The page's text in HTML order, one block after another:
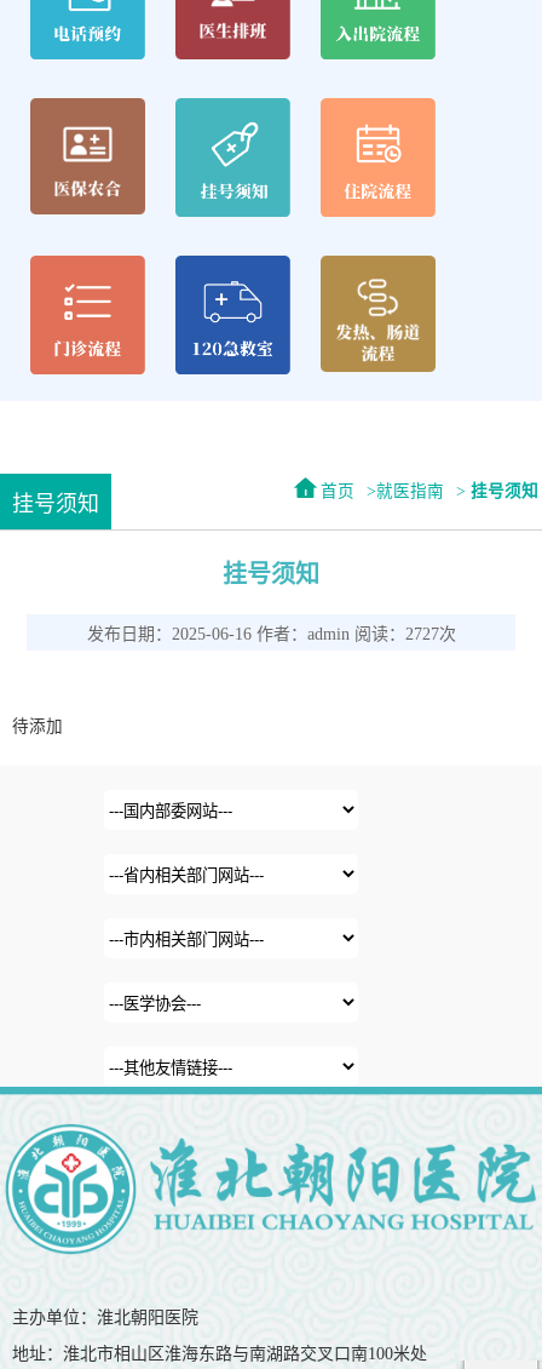
挂号须知
首页 就医指南 挂号须知
挂号须知
发布日期：2025-06-16 作者：admin 阅读：2727次
待添加
主办单位：淮北朝阳医院
地址：淮北市相山区淮海东路与南湖路交叉口南100米处